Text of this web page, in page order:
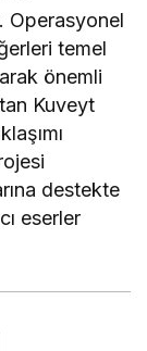
Operasyonel
temel
önemli
Kuveyt
destekte
eserler